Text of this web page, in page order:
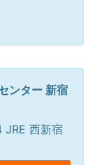
ンター 新宿
西新宿